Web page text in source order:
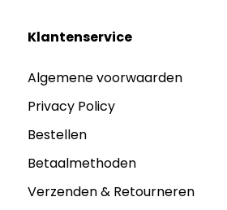
Klantenservice
Algemene voorwaarden
Privacy Policy
Bestellen
Betaalmethoden
Verzenden & Retourneren